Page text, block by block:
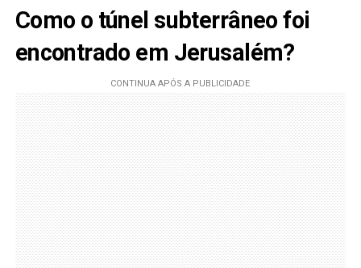
Como o túnel subterrâneo foi
encontrado em Jerusalém?